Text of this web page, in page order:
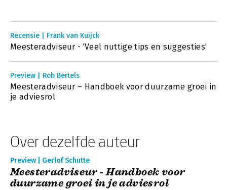
Recensie | Frank van Kuijck
Meesteradviseur - 'Veel nuttige tips en suggesties'
Preview | Rob Bertels
Meesteradviseur – Handboek voor duurzame groei in
je adviesrol
Over dezelfde auteur
Preview | Gerlof Schutte
Meesteradviseur - Handboek voor
duurzame groei in je adviesrol